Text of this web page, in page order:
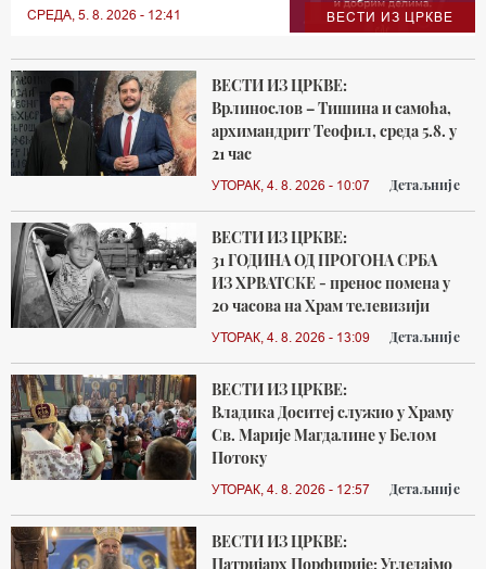
ВЕСТИ ИЗ ЦРКВЕ
СРЕДА, 5. 8. 2026 - 12:41
ВЕСТИ ИЗ ЦРКВЕ:
Врлинослов – Тишина и самоћа,
архимандрит Теофил, среда 5.8. у
21 час
УТОРАК, 4. 8. 2026 - 10:07 Детаљније
ВЕСТИ ИЗ ЦРКВЕ:
31 ГОДИНА ОД ПРОГОНА СРБА
ИЗ ХРВАТСКЕ - пренос помена у
20 часова на Храм телевизији
УТОРАК, 4. 8. 2026 - 13:09 Детаљније
ВЕСТИ ИЗ ЦРКВЕ:
Владика Доситеј служио у Храму
Св. Марије Магдалине у Белом
Потоку
УТОРАК, 4. 8. 2026 - 12:57 Детаљније
ВЕСТИ ИЗ ЦРКВЕ:
Патријарх Порфирије: Угледајмо